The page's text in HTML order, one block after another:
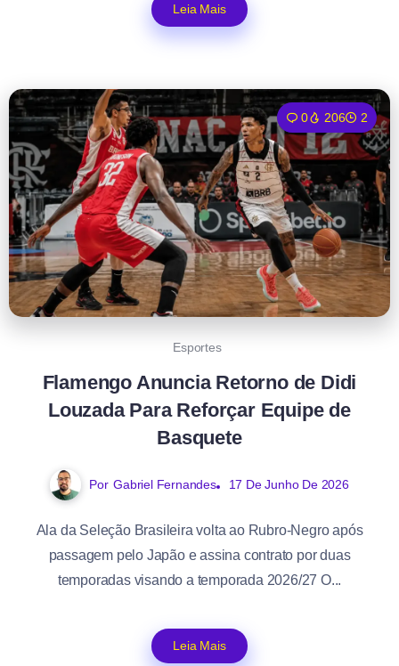
Leia Mais
0 206 2
Esportes
Flamengo Anuncia Retorno de Didi
Louzada Para Reforçar Equipe de
Basquete
Por Gabriel Fernandes 17 De Junho De 2026
Ala da Seleção Brasileira volta ao Rubro-Negro após
passagem pelo Japão e assina contrato por duas
temporadas visando a temporada 2026/27 O...
Leia Mais